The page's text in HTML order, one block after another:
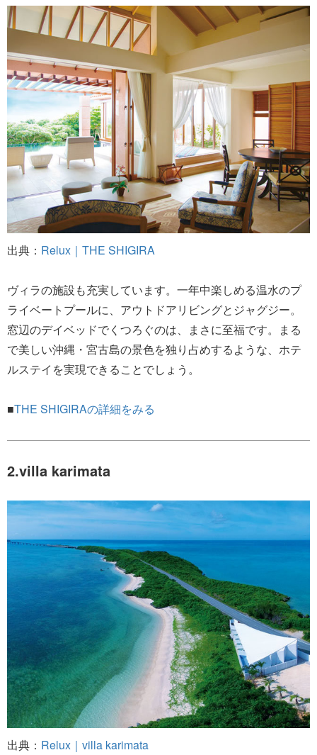
出典： Relux｜THE SHIGIRA
ヴィラの施設も充実しています。一年中楽しめる温水のプ
ライベートプールに、アウトドアリビングとジャグジー。
窓辺のデイベッドでくつろぐのは、まさに至福です。まる
で美しい沖縄・宮古島の景色を独り占めするような、ホテ
ルステイを実現できることでしょう。
■THE SHIGIRAの詳細をみる
2.villa karimata
出典： Relux｜villa karimata